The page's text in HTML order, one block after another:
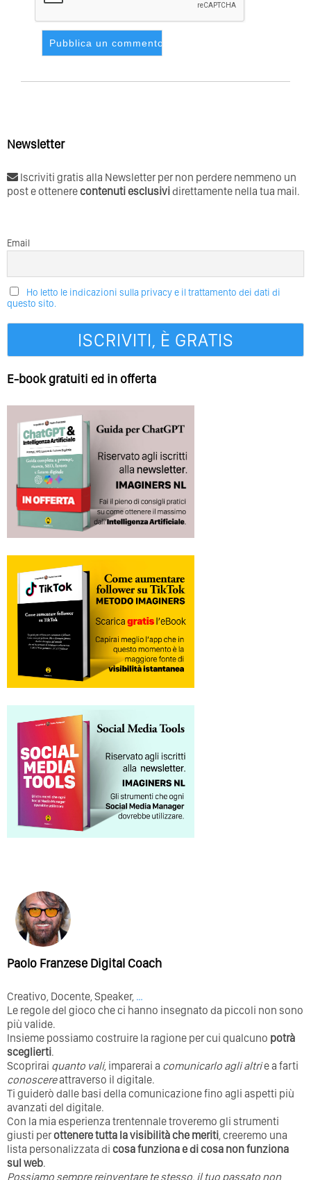
Newsletter
Iscriviti gratis alla Newsletter per non perdere nemmeno un
post e ottenerecontenuti esclusividirettamente nella tua mail.
Email
Ho letto le indicazioni sulla privacy e il trattamento dei dati di
questo sito.
E-book gratuiti ed in offerta
Paolo Franzese Digital Coach
Creativo, Docente, Speaker, …
Le regole del gioco che ci hanno insegnato da piccoli non sono
più valide.
Insieme possiamo costruire la ragione per cui qualcuno potrà
sceglierti.
Scoprirai quanto vali, imparerai a comunicarlo agli altrie a farti
conoscereattraverso il digitale.
Ti guiderò dalle basi della comunicazione fino agli aspetti più
avanzati del digitale.
Con la mia esperienza trentennale troveremo gli strumenti
giusti perottenere tutta la visibilità che meriti, creeremo una
lista personalizzata di cosa funziona e di cosa non funziona
sul web.
Possiamo sempre reinventare te stesso, il tuo passato non